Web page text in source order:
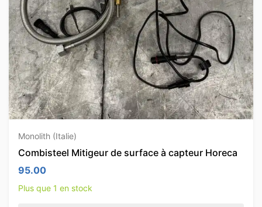
Monolith (Italie)
Combisteel Mitigeur de surface à capteur Horeca
95.00
Plus que 1 en stock